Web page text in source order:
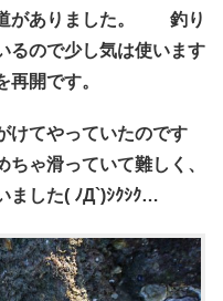
道がありました。 釣り
るので少し気は使います
開です。
けてやっていたのです
ゃ滑っていて難しく、
ました( ﾉД`)ｼｸｼｸ…